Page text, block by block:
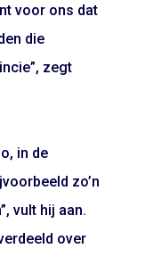
voor ons dat
die
zegt
in de
zo’n
vult hij aan.
over